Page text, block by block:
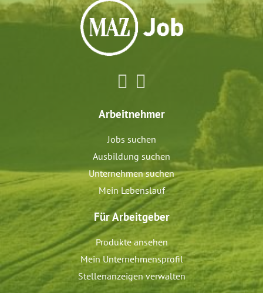
Arbeitnehmer
Jobs suchen
Ausbildung suchen
Unternehmen suchen
Mein Lebenslauf
Für Arbeitgeber
Produkte ansehen
Mein Unternehmensprofil
Stellenanzeigen verwalten